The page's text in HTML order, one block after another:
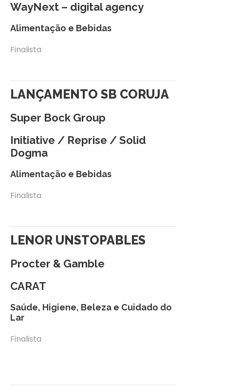
WayNext – digital agency
Alimentação e Bebidas
Finalista
LANÇAMENTO SB CORUJA
Super Bock Group
Initiative / Reprise / Solid
Dogma
Alimentação e Bebidas
Finalista
LENOR UNSTOPABLES
Procter & Gamble
CARAT
Saúde, Higiene, Beleza e Cuidado do
Lar
Finalista